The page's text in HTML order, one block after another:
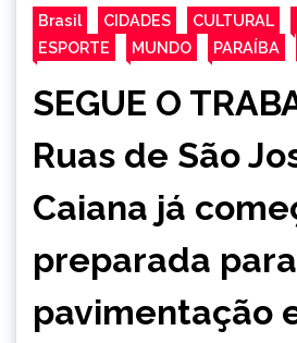
Brasil CIDADES CULTURAL
ESPORTE
MUNDO PARAÍBA
SEGUE O
Ruas de São
Caiana já
preparada
pavimentação